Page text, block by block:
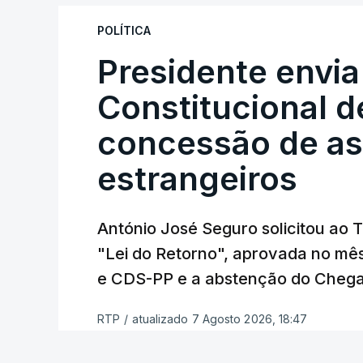
os apoios chegam a quem mais
Assegurar que "ninguém é
O Preisdente deixa, no entanto, deixa
"deve ter como primeiro critério a
de simplificação pode traduzir-se
António José Seguro vinca que se
face à situação de que hoje
situações "de maior fragilidade", como
POLÍTICA
Presidente
Constitucional
concessão de
estrangeiros
António José Seguro solicitou ao
"Lei do Retorno", aprovada no
e CDS-PP e a abstenção do
RTP / atualizado 7 Agosto 2026, 18:47